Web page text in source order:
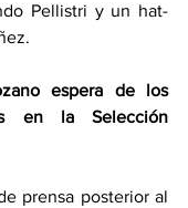
Pellistri y un hat-
espera de los
en la Selección
prensa posterior al